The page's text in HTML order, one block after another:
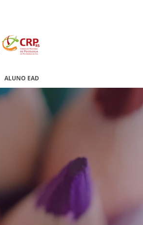
ALUNO EAD